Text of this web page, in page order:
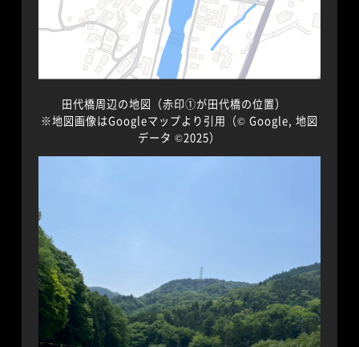
田代橋周辺の地図（赤印①が田代橋の位置）
※地図画像はGoogleマップより引用（© Google, 地図
データ ©2025）